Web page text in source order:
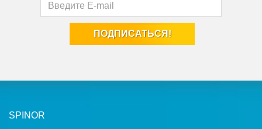
SPINOR